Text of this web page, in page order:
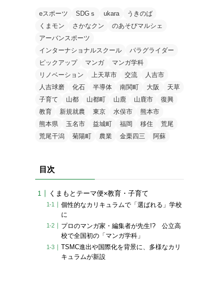
eスポーツ SDGｓ ukara
うきのば
くまモン
さかなクン
のあそびマルシェ
アーバンスポーツ
インターナショナルスクール
パラグライダー
ピックアップ
マンガ
マンガ学科
リノベーション
上天草市 交流
人吉市
人吉球磨
化石 半導体 南関町 大阪
天草
子育て
山都 山都町 山鹿 山鹿市
復興
教育
新規就農 東京 水俣市
熊本市
熊本県
玉名市 益城町 福岡 移住
荒尾
荒尾干潟
菊陽町 農業 金栗四三 阿蘇
目次
くまもとテーマ便×教育・子育て
個性的なカリキュラムで「選ばれる」学校
に
プロのマンガ家・編集者が先生!? 公立高
校で全国初の「マンガ学科」
TSMC進出や国際化を背景に、多様なカリ
キュラムが新設